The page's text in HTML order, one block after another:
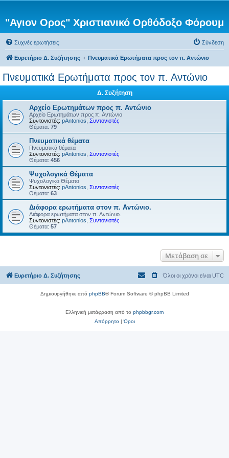
"Αγιον Ορος" Χριστιανικό Ορθόδοξο Φόρουμ
Συχνές ερωτήσεις Σύνδεση
Ευρετήριο Δ. Συζήτησης Πνευματικά Ερωτήματα προς τον π. Αντώνιο
Πνευματικά Ερωτήματα προς τον π. Αντώνιο
Δ. Συζήτηση
Αρχείο Ερωτημάτων προς π. Αντώνιο
Αρχείο Ερωτημάτων προς π. Αντώνιο
Συντονιστές: pAntonios Συντονιστές
Θέματα: 79
Πνευματικά θέματα
Πνευματικά θέματα
Συντονιστές: pAntonios Συντονιστές
Θέματα: 456
Ψυχολογικά Θέματα
Ψυχολογικά Θέματα
Συντονιστές: pAntonios Συντονιστές
Θέματα: 63
Διάφορα ερωτήματα στον π. Αντώνιο.
Διάφορα ερωτήματα στον π. Αντώνιο.
Συντονιστές: pAntonios Συντονιστές
Θέματα: 57
Μετάβαση σε
Ευρετήριο Δ. Συζήτησης Όλοι οι χρόνοι είναι UTC
Δημιουργήθηκε από phpBB® Forum Software © phpBB Limited
Ελληνική μετάφραση από το phpbbgr.com
Απόρρητο|Όροι